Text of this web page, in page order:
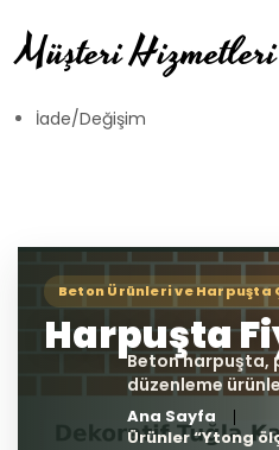
Müşteri Hizmetleri
İade/Değişim
Ana Sayfa
Ürünler “Ytong